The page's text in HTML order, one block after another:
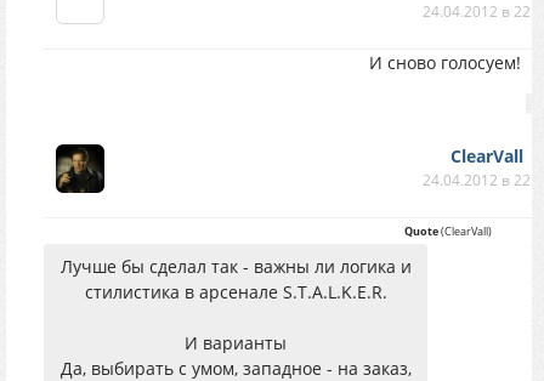
24.04.2012 в
И сново голосуем!
ClearVall
24.04.2012 в
Quote(ClearVall)
Лучше бы сделал так - важны ли логика и
стилистика в арсенале S.T.A.L.K.E.R.
И варианты
Да, выбирать с умом, западное - на заказ,